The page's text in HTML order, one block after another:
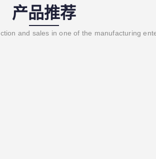
产品推荐
and sales in one of the manufacturing